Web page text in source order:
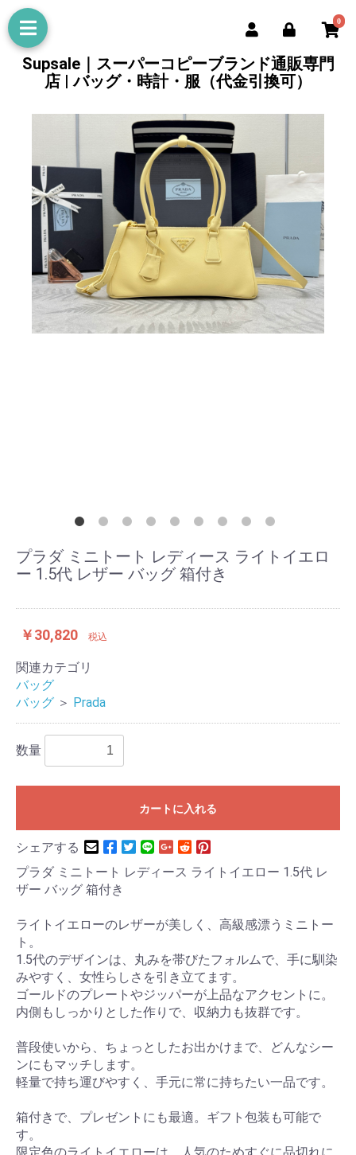
0
Supsale｜スーパーコピーブランド通販専門
店 | バッグ・時計・服（代金引換可）
プラダ ミニトート レディース ライトイエロ
ー 1.5代 レザー バッグ 箱付き
￥30,820 税込
関連カテゴリ
バッグ
バッグ ＞ Prada
数量
カートに入れる
シェアする
プラダ ミニトート レディース ライトイエロー 1.5代 レ
ザー バッグ 箱付き
ライトイエローのレザーが美しく、高級感漂うミニトー
ト。
1.5代のデザインは、丸みを帯びたフォルムで、手に馴染
みやすく、女性らしさを引き立てます。
ゴールドのプレートやジッパーが上品なアクセントに。
内側もしっかりとした作りで、収納力も抜群です。
普段使いから、ちょっとしたお出かけまで、どんなシー
ンにもマッチします。
軽量で持ち運びやすく、手元に常に持ちたい一品です。
箱付きで、プレゼントにも最適。ギフト包装も可能で
す。